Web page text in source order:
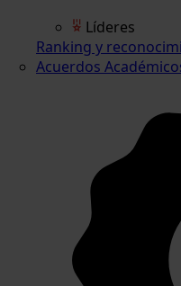
Líderes
Ranking y
Acuerdos